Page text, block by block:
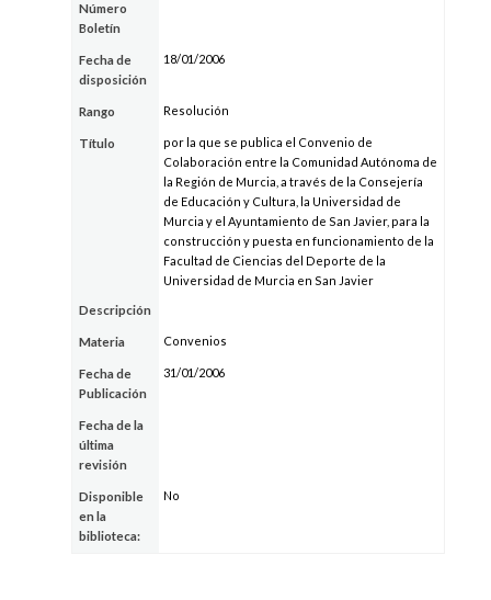
Número
Boletín
Fecha de
disposición
18/01/2006
Rango Resolución
Título
por la que se publica el Convenio de
Colaboración entre la Comunidad Autónoma de
la Región de Murcia, a través de la Consejería
de Educación y Cultura, la Universidad de
Murcia y el Ayuntamiento de San Javier, para la
construcción y puesta en funcionamiento de la
Facultad de Ciencias del Deporte de la
Universidad de Murcia en San Javier
Descripción
Materia Convenios
Fecha de
Publicación
31/01/2006
Fecha de la
última
revisión
Disponible
en la
biblioteca:
No